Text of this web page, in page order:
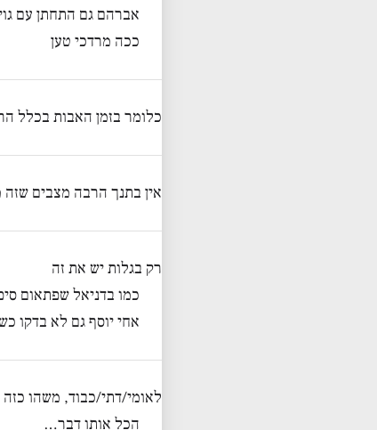
אברהם גם התחתן עם
ככה מרדכי טען
כלומר בזמן האבות בכלל
אין בתנך הרבה מצבים
רק בגלות יש את זה
כמו בדניאל שפתאום
אחי יוסף גם לא בדקו
לאומי/דתי/כבוד, משהו כזה
הכל אותו דבר…